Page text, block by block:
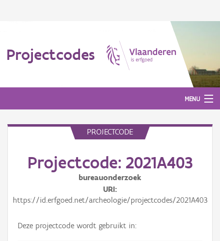
Projectcodes
MENU
PROJECTCODE
Projectcode: 2021A403
bureauonderzoek
URI
https://id.erfgoed.net/archeologie/projectcodes/2021A403
Deze projectcode wordt gebruikt in: